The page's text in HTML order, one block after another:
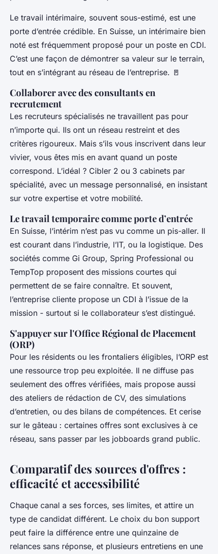
Le travail intérimaire, souvent sous-estimé, est une
porte d’entrée crédible. En Suisse, un intérimaire bien
noté est fréquemment proposé pour un poste en CDI.
C’est une façon de démontrer sa valeur sur le terrain,
tout en s’intégrant au réseau de l’entreprise. 🚪
Collaborer avec des consultants en
recrutement
Les recruteurs spécialisés ne travaillent pas pour
n’importe qui. Ils ont un réseau restreint et des
critères rigoureux. Mais s’ils vous inscrivent dans leur
vivier, vous êtes mis en avant quand un poste
correspond. L’idéal ? Cibler 2 ou 3 cabinets par
spécialité, avec un message personnalisé, en insistant
sur votre expertise et votre mobilité.
Le travail temporaire comme porte d’entrée
En Suisse, l’intérim n’est pas vu comme un pis-aller. Il
est courant dans l’industrie, l’IT, ou la logistique. Des
sociétés comme Gi Group, Spring Professional ou
TempTop proposent des missions courtes qui
permettent de se faire connaître. Et souvent,
l’entreprise cliente propose un CDI à l’issue de la
mission - surtout si le collaborateur s’est distingué.
S'appuyer sur l'Office Régional de Placement
(ORP)
Pour les résidents ou les frontaliers éligibles, l’ORP est
une ressource trop peu exploitée. Il ne diffuse pas
seulement des offres vérifiées, mais propose aussi
des ateliers de rédaction de CV, des simulations
d’entretien, ou des bilans de compétences. Et cerise
sur le gâteau : certaines offres sont exclusives à ce
réseau, sans passer par les jobboards grand public.
Comparatif des sources d'offres :
efficacité et accessibilité
Chaque canal a ses forces, ses limites, et attire un
type de candidat différent. Le choix du bon support
peut faire la différence entre une quinzaine de
relances sans réponse, et plusieurs entretiens en une